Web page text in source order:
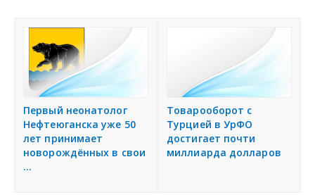
Страны
Городские сайты
Партнёры
Наша сеть
Первый неонатолог
Нефтеюганска уже 50
лет принимает
новорождённых в свои
...
Товарооборот с
Турцией в УрФО
достигает почти
миллиарда долларов